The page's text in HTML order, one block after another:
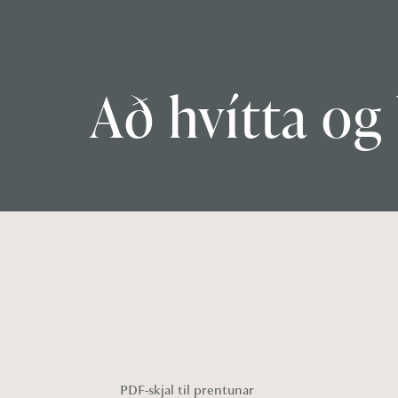
Að hvítta
PDF-skjal til prentunar